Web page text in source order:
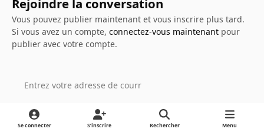
Rejoindre la conversation
Vous pouvez publier maintenant et vous inscrire plus tard.
Si vous avez un compte, connectez-vous maintenantpour
publier avec votre compte.
Ajouter un commentaire…
Se connecter S’inscrire Rechercher Menu